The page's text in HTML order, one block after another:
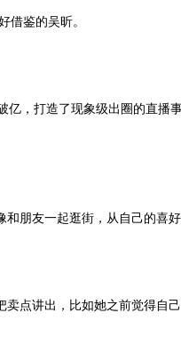
借鉴的吴昕。
，打造了现象级出圈的直
朋友一起逛街，从自己的喜好
点讲出，比如她之前觉得自